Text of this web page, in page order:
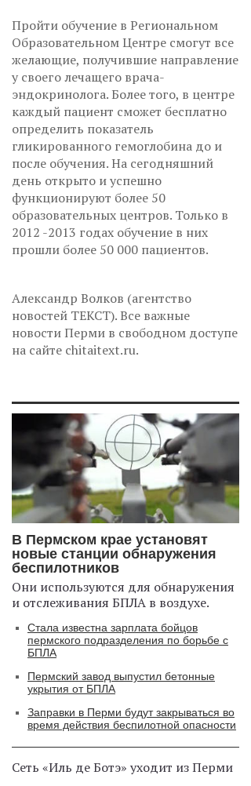
Пройти обучение в Региональном
Образовательном Центре смогут все
желающие, получившие направление
у своего лечащего врача-
эндокринолога. Более того, в центре
каждый пациент сможет бесплатно
определить показатель
гликированного гемоглобина до и
после обучения. На сегодняшний
день открыто и успешно
функционируют более 50
образовательных центров. Только в
2012 -2013 годах обучение в них
прошли более 50 000 пациентов.
Александр Волков (агентство
новостей ТЕКСТ). Все важные
новости Перми в свободном доступе
на сайте chitaitext.ru.
В Пермском крае установят
новые станции обнаружения
беспилотников
Они используются для обнаружения
и отслеживания БПЛА в воздухе.
Стала известна зарплата бойцов
пермского подразделения по борьбе с
БПЛА
Пермский завод выпустил бетонные
укрытия от БПЛА
Заправки в Перми будут закрываться во
время действия беспилотной опасности
Сеть «Иль де Ботэ» уходит из Перми